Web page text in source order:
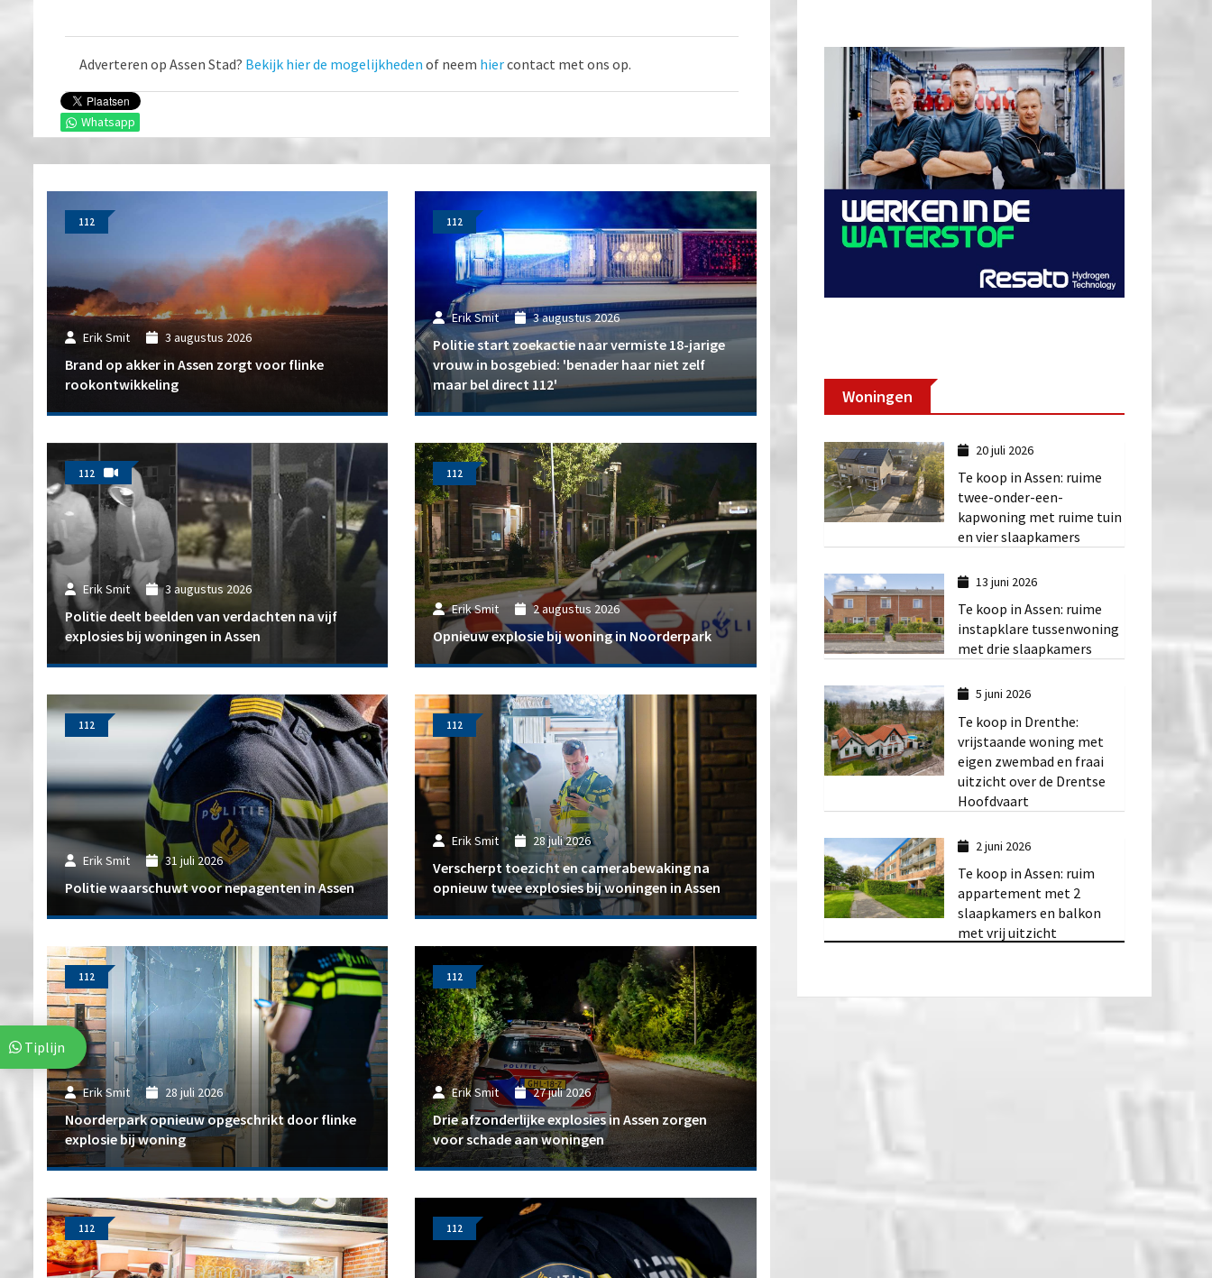
Whatsapp
Adverteren op Assen Stad? Bekijk hier de mogelijkheden of neem hiercontact met ons op.
Erik Smit 3 augustus 2026
Brand op akker in Assen zorgt voor flinke
rookontwikkeling
112
Erik Smit 3 augustus 2026
Politie start zoekactie naar vermiste 18-jarige
vrouw in bosgebied: 'benader haar niet zelf
maar bel direct 112'
112
Erik Smit 3 augustus 2026
Politie deelt beelden van verdachten na vijf
explosies bij woningen in Assen
112
Erik Smit 2 augustus 2026
Opnieuw explosie bij woning in Noorderpark
112
Erik Smit 31 juli 2026
Politie waarschuwt voor nepagenten in Assen
112
Erik Smit 28 juli 2026
Verscherpt toezicht en camerabewaking na
opnieuw twee explosies bij woningen in Assen
112
Erik Smit 28 juli 2026
Noorderpark opnieuw opgeschrikt door flinke
explosie bij woning
112
Erik Smit 27 juli 2026
Drie afzonderlijke explosies in Assen zorgen
voor schade aan woningen
112
112 112
Woningen
20 juli 2026
Te koop in Assen: ruime
twee-onder-een-
kapwoning met ruime tuin
en vier slaapkamers
13 juni 2026
Te koop in Assen: ruime
instapklare tussenwoning
met drie slaapkamers
5 juni 2026
Te koop in Drenthe:
vrijstaande woning met
eigen zwembad en fraai
uitzicht over de Drentse
Hoofdvaart
2 juni 2026
Te koop in Assen: ruim
appartement met 2
slaapkamers en balkon
met vrij uitzicht
Tiplijn